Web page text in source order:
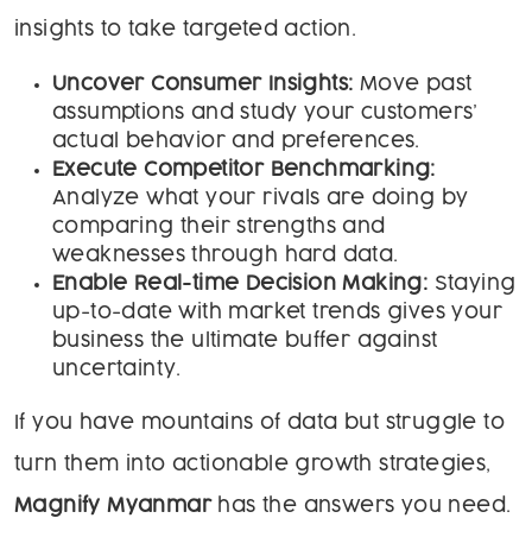
insights to take targeted action.
Uncover Consumer Insights: Move past
assumptions and study your customers’
actual behavior and preferences.
Execute Competitor Benchmarking:
Analyze what your rivals are doing by
comparing their strengths and
weaknesses through hard data.
Enable Real-time Decision Making: Staying
up-to-date with market trends gives your
business the ultimate buffer against
uncertainty.
If you have mountains of data but struggle to
turn them into actionable growth strategies,
Magnify Myanmarhas the answers you need.